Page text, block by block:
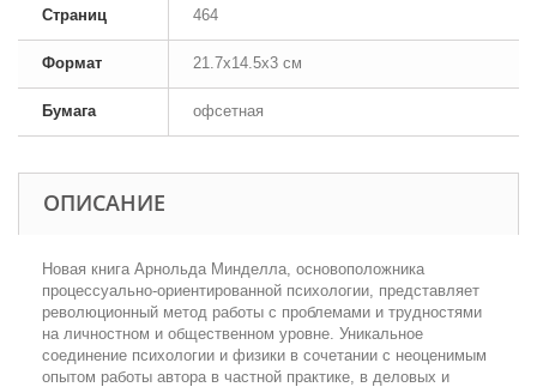
Страниц 464
Формат 21.7x14.5x3 см
Бумага офсетная
ОПИСАНИЕ
Новая книга Арнольда Минделла, основоположника
процессуально-ориентированной психологии, представляет
революционный метод работы с проблемами и трудностями
на личностном и общественном уровне. Уникальное
соединение психологии и физики в сочетании с неоценимым
опытом работы автора в частной практике, в деловых и